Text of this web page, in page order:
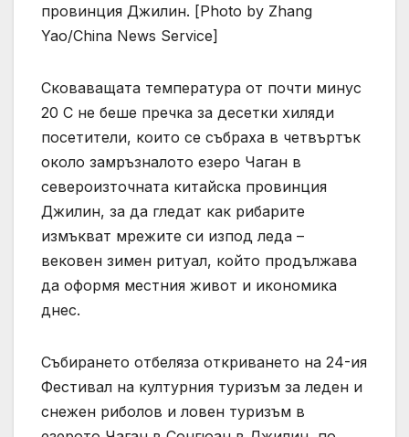
провинция Джилин. [Photo by Zhang
Yao/China News Service]
Сковаващата температура от почти минус
20 C не беше пречка за десетки хиляди
посетители, които се събраха в четвъртък
около замръзналото езеро Чаган в
североизточната китайска провинция
Джилин, за да гледат как рибарите
измъкват мрежите си изпод леда –
вековен зимен ритуал, който продължава
да оформя местния живот и икономика
днес.
Събирането отбеляза откриването на 24-ия
Фестивал на културния туризъм за леден и
снежен риболов и ловен туризъм в